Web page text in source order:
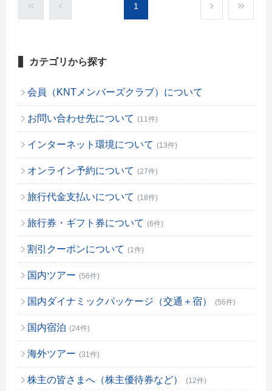
1
カテゴリから探す
会員（KNTメンバーズクラブ）について
お問い合わせ先について (11件)
インターネット環境について (13件)
オンライン予約について (27件)
旅行代金支払いについて (18件)
旅行券・ギフト券について (6件)
割引クーポンについて (1件)
国内ツアー (56件)
国内ダイナミックパッケージ（交通＋宿） (56件)
国内宿泊 (24件)
海外ツアー (31件)
株主の皆さまへ（株主優待券など） (12件)